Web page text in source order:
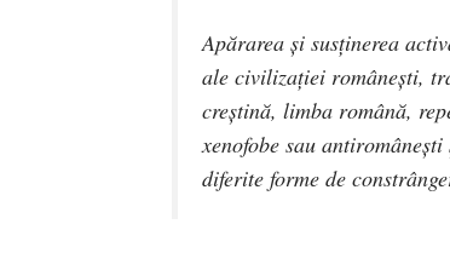
Apărarea și susținerea
ale civilizației românești,
creștină, limba română,
xenofobe sau
diferite forme de